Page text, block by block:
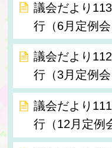
議会だより
行（6月定例会
議会だより
行（3月定例会
議会だより
行（12月定例